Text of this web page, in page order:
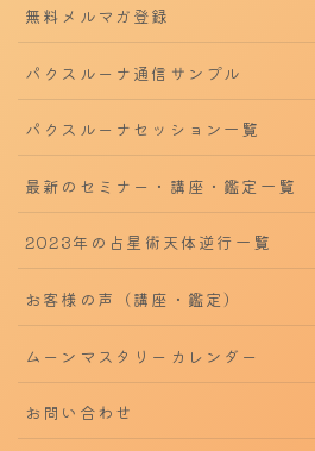
無料メルマガ登録
パクスルーナ通信サンプル
パクスルーナセッション一覧
最新のセミナー・講座・鑑定一覧
2023年の占星術天体逆行一覧
お客様の声（講座・鑑定）
ムーンマスタリーカレンダー
お問い合わせ